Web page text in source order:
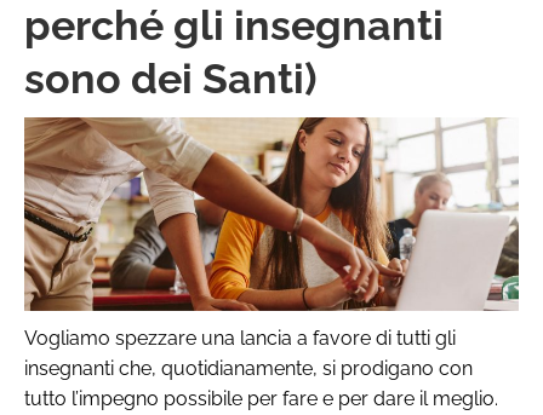
perché gli insegnanti
sono dei Santi)
Vogliamo spezzare una lancia a favore di tutti gli
insegnanti che, quotidianamente, si prodigano con
tutto l’impegno possibile per fare e per dare il meglio.